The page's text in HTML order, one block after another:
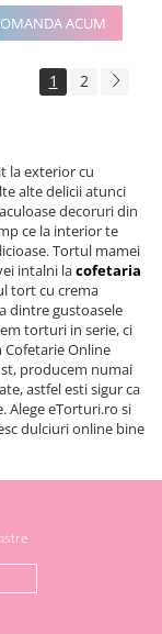
ACUM
1 2
la exterior cu
alte delicii atunci
decoruri din
ce la interior te
Tortul mamei
intalni lacofetaria
tort cu crema
dintre gustoasele
torturi in serie, ci
Online
producem numai
astfel esti sigur ca
Alege eTorturi.ro si
dulciuri online bine